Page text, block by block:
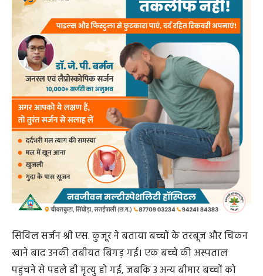
सिविल सर्जन श्री एस. कुजूर ने बताया बच्चों के तरबूज और चिकन
खाने बाद उनकी तबीयत बिगड़ गई। एक बच्चे की अस्पताल
पहुंचने से पहले ही मृत्यु हो गई, जबकि 3 अन्य बीमार बच्चों को